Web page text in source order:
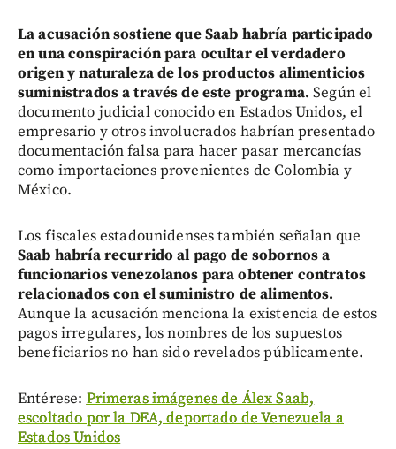
La acusación sostiene que Saab habría participado
en una conspiración para ocultar el verdadero
origen y naturaleza de los productos alimenticios
suministrados a través de este programa. Según el
documento judicial conocido en Estados Unidos, el
empresario y otros involucrados habrían presentado
documentación falsa para hacer pasar mercancías
como importaciones provenientes de Colombia y
México.
Los fiscales estadounidenses también señalan que
Saab habría recurrido al pago de sobornos a
funcionarios venezolanos para obtener contratos
relacionados con el suministro de alimentos.
Aunque la acusación menciona la existencia de estos
pagos irregulares, los nombres de los supuestos
beneficiarios no han sido revelados públicamente.
Entérese: Primeras imágenes de Álex Saab,
escoltado por la DEA, deportado de Venezuela a
Estados Unidos